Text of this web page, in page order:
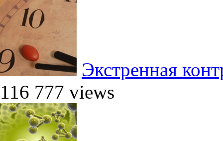
Экстренная
116 777 views